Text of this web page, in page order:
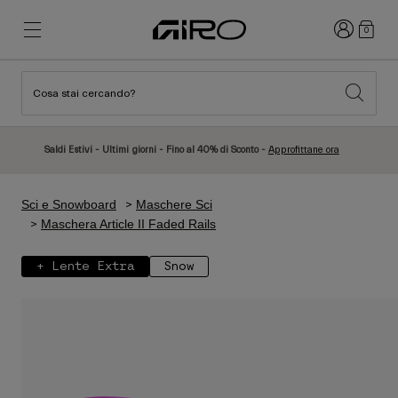
Nuovi Arrivi
Caschi
Caschi da Strada
Nuovi Arrivi
Caschi
Sci
Accedi
0
Cosa stai cercando?
Saldi Estivi - Ultimi giorni - Fino al 40% di Sconto - Approfittane ora
Sci e Snowboard
Maschere Sci
Maschera Article II Faded Rails
+ Lente Extra Snow